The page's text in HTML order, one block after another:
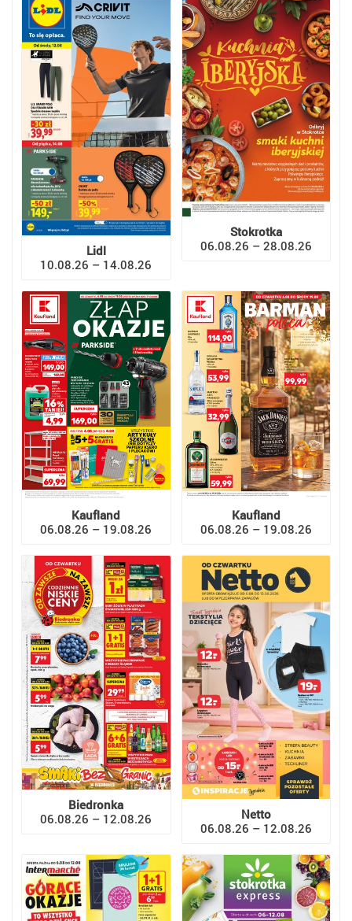
Lidl
10.08.26 – 14.08.26
Stokrotka
06.08.26 – 28.08.26
Kaufland
06.08.26 – 19.08.26
Kaufland
06.08.26 – 19.08.26
Biedronka
06.08.26 – 12.08.26
Netto
06.08.26 – 12.08.26